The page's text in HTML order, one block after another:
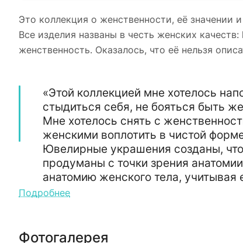
Это коллекция о женственности, её значении
Все изделия названы в честь женских
женственность. Оказалось, что её нельзя
«Этой коллекцией мне хотелось
стыдиться себя, не бояться быть
Мне хотелось снять с
женскими воплотить в чистой
Ювелирные украшения созданы,
продуманы с точки зрения
анатомию женского тела, учитывая
Татьяна дизайнер
Подробнее
Фотогалерея